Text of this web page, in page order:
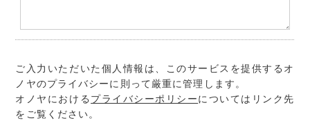
ご入力いただいた個人情報は、このサービスを提供するオ
ノヤのプライバシーに則って厳重に管理します。
オノヤにおける プライバシーポリシーについてはリンク先
をご覧ください。